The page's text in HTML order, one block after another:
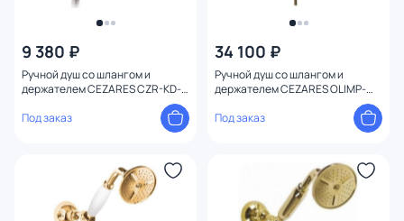
9 380 ₽
Ручной душ со шлангом и
держателем CEZARES CZR-KD-
Под заказ
34 100 ₽
Ручной душ со шлангом и
держателем CEZARES OLIMP-
Под заказ